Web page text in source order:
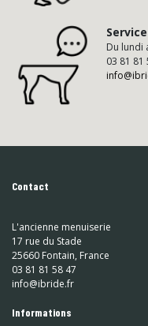
Du lundi
03 81 81
Contact
L'ancienne menuiserie
17 rue du Stade
25660 Fontain, France
03 81 81 58 47
info@ibride.fr
Informations